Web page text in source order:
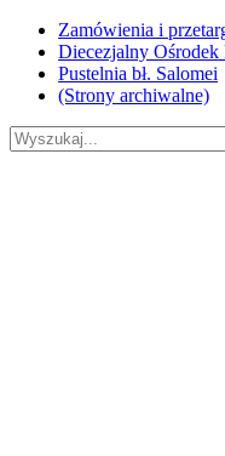
Skip
content
Zamówienia i
Diecezjalny
Pustelnia bł. Salomei
(Strony archiwalne)